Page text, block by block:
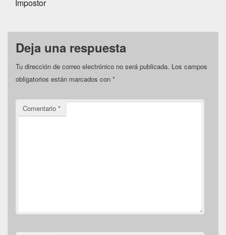
Impostor
Deja una respuesta
Tu dirección de correo electrónico no será publicada. Los campos
obligatorios están marcados con *
Comentario *